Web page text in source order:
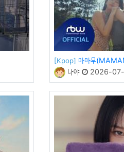
[Kpop]
나야
2026-